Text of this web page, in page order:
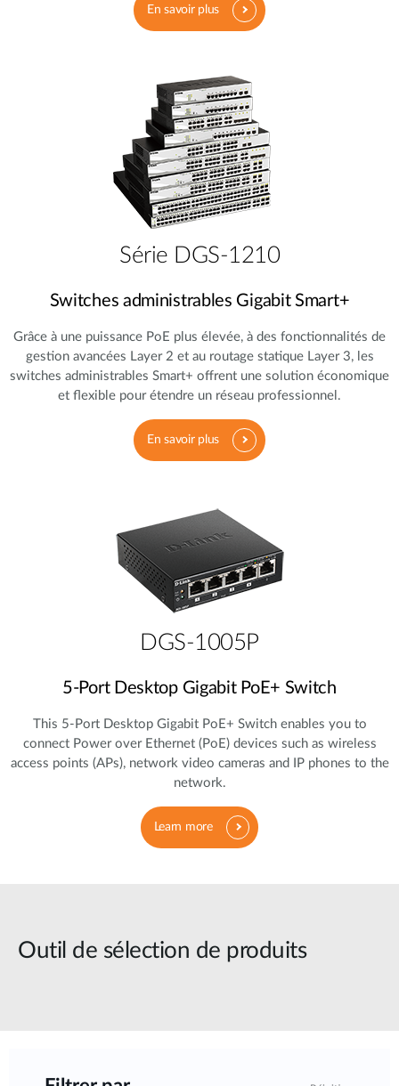
En savoir plus
Série DGS-1210
Switches administrables Gigabit Smart+
Grâce à une puissance PoE plus élevée, à des fonctionnalités de
gestion avancées Layer 2 et au routage statique Layer 3, les
switches administrables Smart+ offrent une solution économique
et flexible pour étendre un réseau professionnel.
En savoir plus
DGS-1005P
5‑Port Desktop Gigabit PoE+ Switch
This 5‑Port Desktop Gigabit PoE+ Switch enables you to
connect Power over Ethernet (PoE) devices such as wireless
access points (APs), network video cameras and IP phones to the
network.
Learn more
Outil de sélection de produits